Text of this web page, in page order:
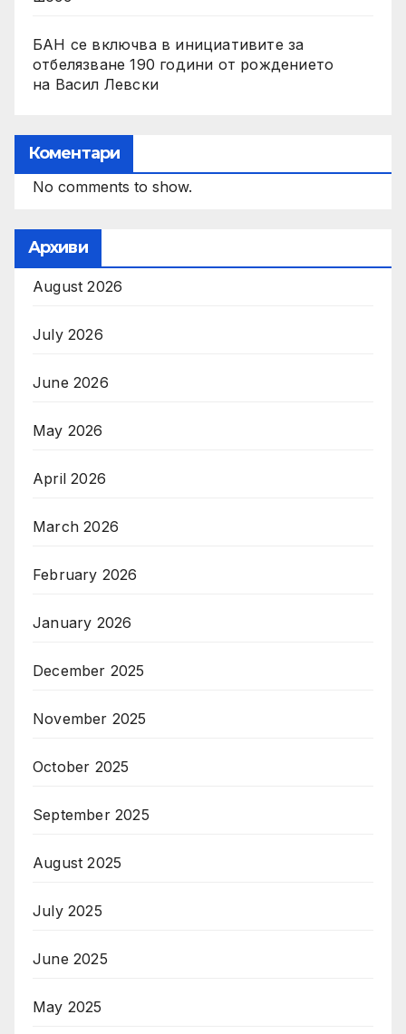
БАН се включва в инициативите за
отбелязване 190 години от рождението
на Васил Левски
Коментари
No comments to show.
Архиви
August 2026
July 2026
June 2026
May 2026
April 2026
March 2026
February 2026
January 2026
December 2025
November 2025
October 2025
September 2025
August 2025
July 2025
June 2025
May 2025